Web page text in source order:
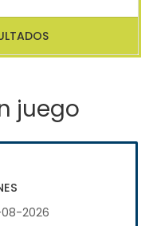
juego
2026